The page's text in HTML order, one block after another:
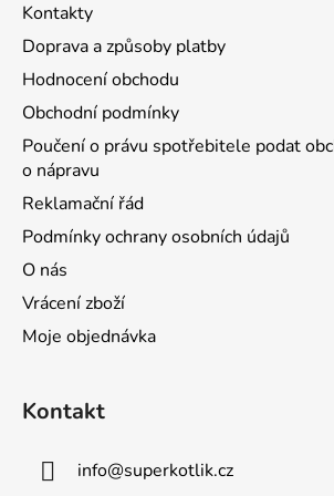
Kontakty
Doprava a způsoby platby
Hodnocení obchodu
Obchodní podmínky
Poučení o právu spotřebitele podat
o nápravu
Reklamační řád
Podmínky ochrany osobních údajů
O nás
Vrácení zboží
Moje objednávka
Kontakt
info@superkotlik.cz